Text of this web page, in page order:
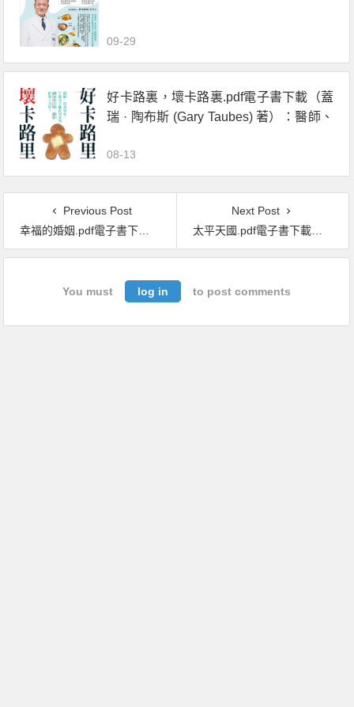
09-29
好卡路裏，壞卡路裏.pdf電子書下載（蓋
瑞 · 陶布斯 (Gary Taubes) 著）：醫師、
合物、脂肪的驚人真相！
08-13
Previous Post
幸福的婚姻.pdf電子書下載（[美] 約翰 · 戈特曼 (John Gottman), 娜恩 · 西爾弗 (Nan Silver) 著）：男人與女人的長期相處之道
Next Post
太平天國.pdf電子書下載（[美]史景遷）
You must log in to post comments